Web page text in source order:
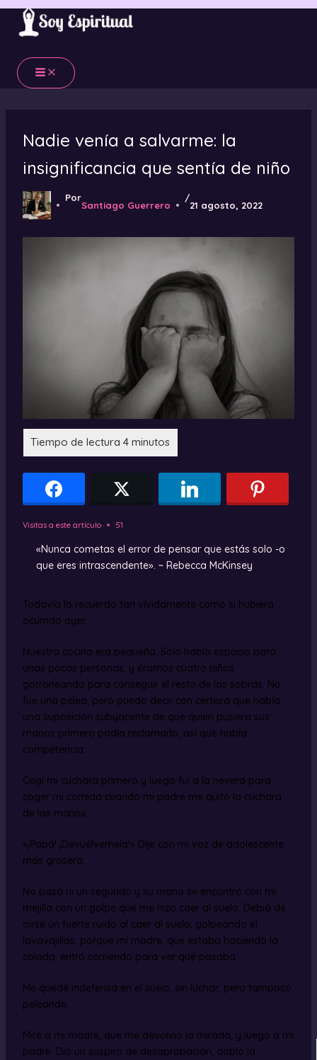
Ir
contenido
Nadie venía a salvarme: la
insignificancia que sentía de niño
Por
Santiago Guerrero
/
21 agosto, 2022
Visitas a este artículo 51
«Nunca cometas el error de pensar que estás solo -o
que eres intrascendente». ~ Rebecca McKinsey
Todavía lo recuerdo tan vívidamente como si hubiera
ocurrido ayer.
Nuestra cocina era pequeña. Sólo había espacio para
unas pocas personas, y éramos cuatro niños
gorroneando para conseguir el resto de las sobras. No
fue una pelea, pero puedo decir con certeza que había
una suposición subyacente de que quien pusiera sus
manos primero podía reclamarlo, así que había
competencia.
Cogí mi cuchara primero y luego fui a la nevera para
coger mi comida cuando mi padre me quitó la cuchara
de las manos.
«¡Papá! ¡Devuélvemela!» Dije con mi voz de adolescente
más grosera.
No pasó ni un segundo y su mano se encontró con mi
mejilla con un golpe que me hizo caer al suelo. Debió de
oírse un fuerte ruido al caer al suelo, golpeando el
lavavajillas, porque mi madre, que estaba haciendo la
colada, entró corriendo para ver qué pasaba.
Me quedé indefensa en el suelo, sin luchar, pero tampoco
peleando.
Miré a mi madre, que me devolvió la mirada, y luego a mi
padre. Dio un suspiro de desaprobación, dobló la